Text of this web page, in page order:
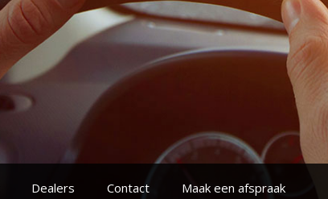
Dealers Contact Maak een afspraak